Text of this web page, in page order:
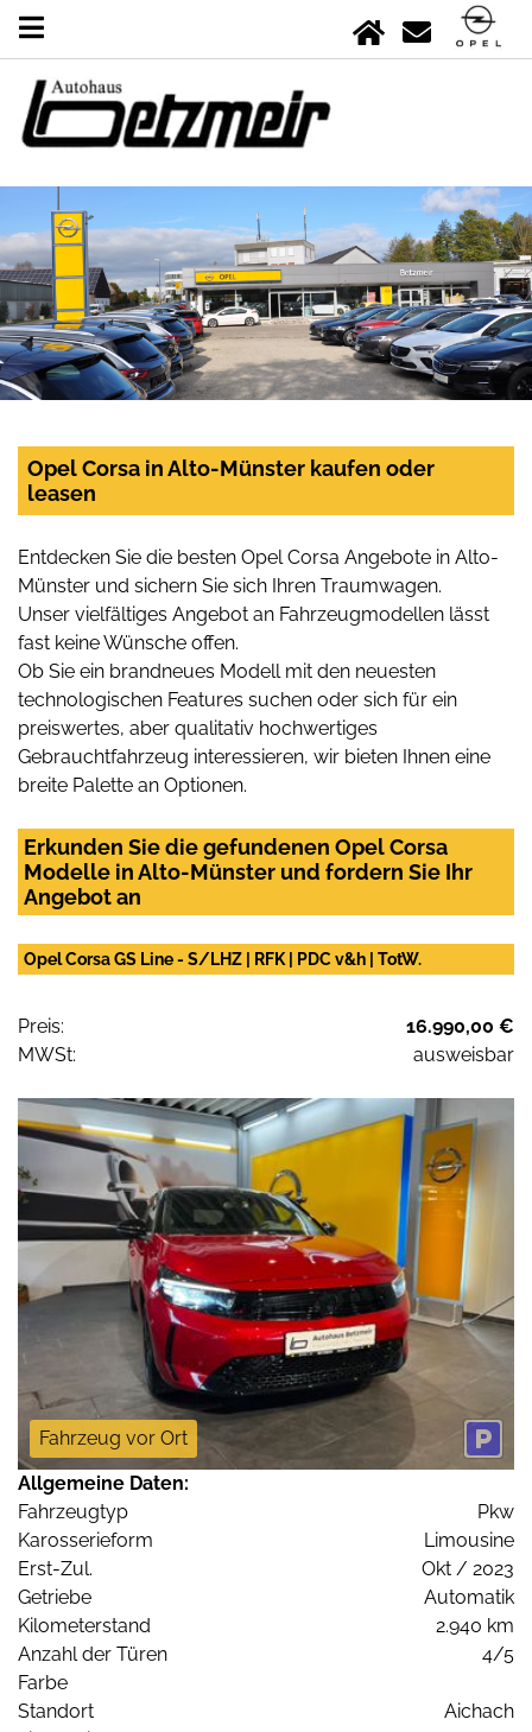
Opel Corsa in Alto-Münster kaufen oder
leasen
Entdecken Sie die besten Opel Corsa Angebote in Alto-
Münster und sichern Sie sich Ihren Traumwagen.
Unser vielfältiges Angebot an Fahrzeugmodellen lässt
fast keine Wünsche offen.
Ob Sie ein brandneues Modell mit den neuesten
technologischen Features suchen oder sich für ein
preiswertes, aber qualitativ hochwertiges
Gebrauchtfahrzeug interessieren, wir bieten Ihnen eine
breite Palette an Optionen.
Erkunden Sie die gefundenen Opel Corsa
Modelle in Alto-Münster und fordern Sie Ihr
Angebot an
Opel Corsa GS Line - S/LHZ | RFK | PDC v&h | TotW.
Preis:
16.990,00 €
MWSt:
ausweisbar
Fahrzeug vor Ort
Allgemeine Daten:
Fahrzeugtyp
Pkw
Karosserieform
Limousine
Erst-Zul.
Okt / 2023
Getriebe
Automatik
Kilometerstand
2.940 km
Anzahl der Türen
4/5
Farbe
Standort
Aichach